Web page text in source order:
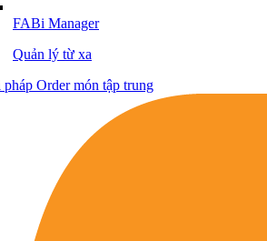
FABi Manager
Quản lý từ xa
pháp Order món tập trung